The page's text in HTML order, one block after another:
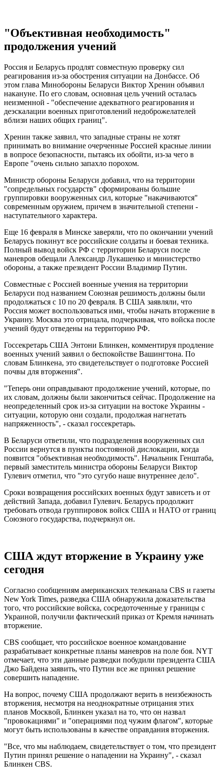
"Объективная необходимость"
продолжения учений
Россия и Беларусь продлят совместную проверку сил
реагирования из-за обострения ситуации на Донбассе. Об
этом глава Минобороны Беларуси Виктор Хренин объявил
накануне. По его словам, основная цель учений осталась
неизменной - "обеспечение адекватного реагирования и
деэскалации военных приготовлений недоброжелателей
вблизи наших общих границ".
Хренин также заявил, что западные страны не хотят
принимать во внимание очерченные Россией красные линии
в вопросе безопасности, пытаясь их обойти, из-за чего в
Европе "очень сильно запахло порохом.
Министр обороны Беларуси добавил, что на территории
"сопредельных государств" сформированы большие
группировки вооруженных сил, которые "накачиваются"
современным оружием, причем в значительной степени -
наступательного характера.
Еще 16 февраля в Минске заверяли, что по окончании учений
Беларусь покинут все российские солдаты и боевая техника.
Полный вывод войск РФ с территории Беларуси после
маневров обещали Александр Лукашенко и министерство
обороны, а также президент России Владимир Путин.
Совместные с Россией военные учения на территории
Беларуси под названием Союзная решимость должны были
продолжаться с 10 по 20 февраля. В США заявляли, что
Россия может воспользоваться ими, чтобы начать вторжение в
Украину. Москва это отрицала, подчеркивая, что войска после
учений будут отведены на территорию РФ.
Госсекретарь США Энтони Блинкен, комментируя продление
военных учений заявил о беспокойстве Вашингтона. По
словам Блинкена, это свидетельствует о подготовке Россией
почвы для вторжения".
"Теперь они оправдывают продолжение учений, которые, по
их словам, должны были закончиться сейчас. Продолжение на
неопределенный срок из-за ситуации на востоке Украины -
ситуации, которую они создали, продолжая нагнетать
напряженность", - сказал госсекретарь.
В Беларуси ответили, что подразделения вооруженных сил
России вернутся в пункты постоянной дислокации, когда
появится "объективная необходимость". Начальник Генштаба,
первый заместитель министра обороны Беларуси Виктор
Гулевич отметил, что "это сугубо наше внутреннее дело".
Сроки возвращения российских военных будут зависеть и от
действий Запада, добавил Гулевич. Беларусь продолжит
требовать отвода группировок войск США и НАТО от границ
Союзного государства, подчеркнул он.
США ждут вторжение в Украину уже
сегодня
Согласно сообщениям американских телеканала CBS и газеты
New York Times, разведка США обнаружила доказательства
того, что российские войска, сосредоточенные у границы с
Украиной, получили фактический приказ от Кремля начинать
вторжение.
CBS сообщает, что российское военное командование
разрабатывает конкретные планы маневров на поле боя. NYT
отмечает, что эти данные разведки побудили президента США
Джо Байдена заявить, что Путин все же принял решение
совершить нападение.
На вопрос, почему США продолжают верить в неизбежность
вторжения, несмотря на неоднократные отрицания этих
планов Москвой, Блинкен указал на то, что он назвал
"провокациями" и "операциями под чужим флагом", которые
могут быть использованы в качестве оправдания вторжения.
"Все, что мы наблюдаем, свидетельствует о том, что президент
Путин принял решение о нападении на Украину", - сказал
Блинкен CBS.